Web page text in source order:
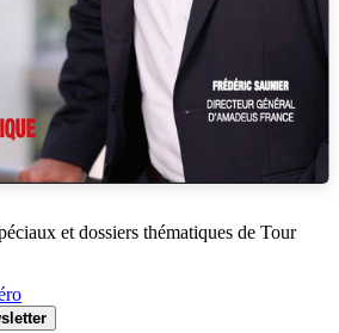
et dossiers thématiques de Tour